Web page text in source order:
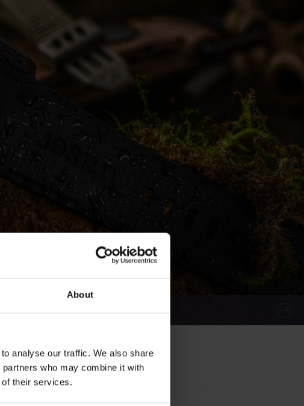
About
analyse our traffic. We also share
who may combine it with
of their services.